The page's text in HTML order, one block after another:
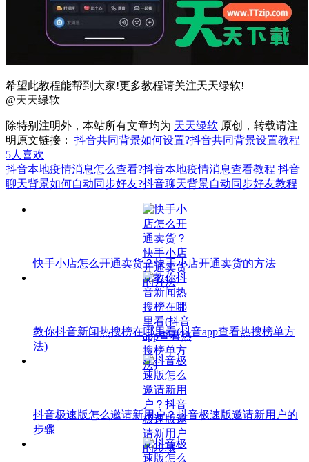
希望此教程能帮到大家!更多教程请关注天天绿软!
@天天绿软
除特别注明外，本站所有文章均为 天天绿软 原创，转载请注
明原文链接： 抖音共同背景如何设置?抖音共同背景设置教程
5人喜欢
抖音本地疫情消息怎么查看?抖音本地疫情消息查看教程 抖音
聊天背景如何自动同步好友?抖音聊天背景自动同步好友教程
快手小店怎么开通卖货？快手小店开通卖货的方法
教你抖音新闻热搜榜在哪里看(抖音app查看热搜榜单方
法)
抖音极速版怎么邀请新用户？抖音极速版邀请新用户的
步骤